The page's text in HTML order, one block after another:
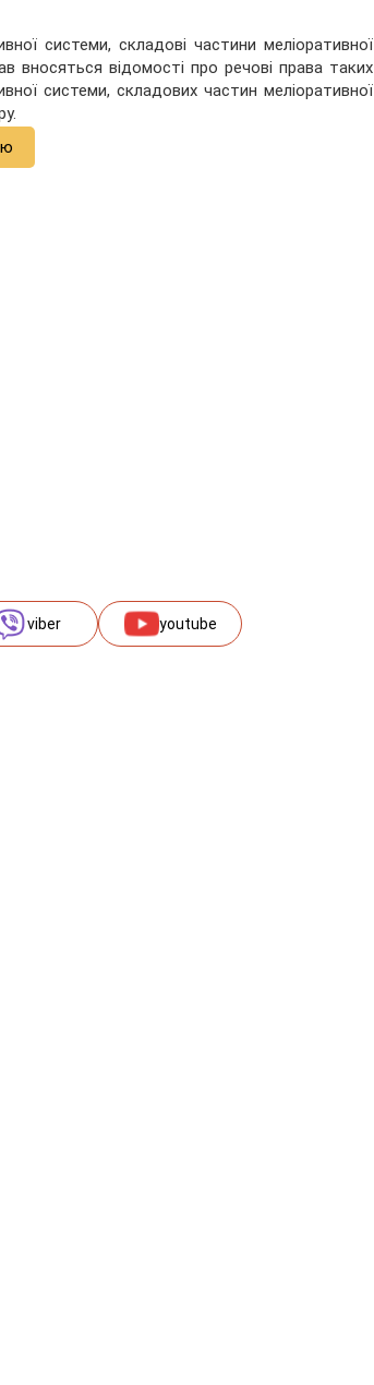
системи, складові частини меліоративної
відомості про речові права таких
системи, складових частин меліоративної
viber youtube